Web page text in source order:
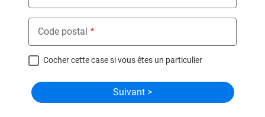
Code postal
Cocher cette case si vous êtes un particulier